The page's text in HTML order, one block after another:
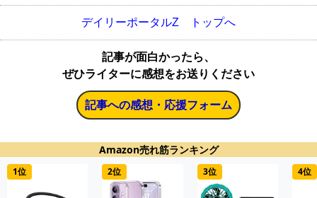
デイリーポータルZ トップへ
記事が面白かったら、
ぜひライターに感想をお送りください
記事への感想・応援フォーム
Amazon売れ筋ランキング
1位 2位 3位 4位